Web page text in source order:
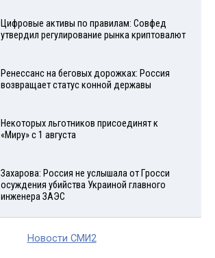
Цифровые активы по правилам: Совфед
утвердил регулирование рынка криптовалют
Ренессанс на беговых дорожках: Россия
возвращает статус конной державы
Некоторых льготников присоединят к
«Миру» с 1 августа
Захарова: Россия не услышала от Гросси
осуждения убийства Украиной главного
инженера ЗАЭС
Новости СМИ2